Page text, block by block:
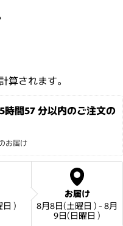
算されます。
5時間57 分以内のご注文の
お届け
日 )
お届け
8月8日(土曜日 ) - 8月
9日(日曜日 )